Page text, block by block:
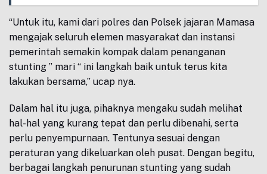
“Untuk itu, kami dari polres dan Polsek jajaran Mamasa
mengajak seluruh elemen masyarakat dan instansi
pemerintah semakin kompak dalam penanganan
stunting ” mari “ ini langkah baik untuk terus kita
lakukan bersama,” ucap nya.
Dalam hal itu juga, pihaknya mengaku sudah melihat
hal-hal yang kurang tepat dan perlu dibenahi, serta
perlu penyempurnaan. Tentunya sesuai dengan
peraturan yang dikeluarkan oleh pusat. Dengan begitu,
berbagai langkah penurunan stunting yang sudah